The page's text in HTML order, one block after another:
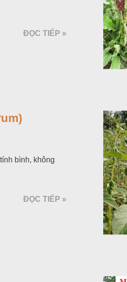
ĐỌC TIẾP »
bình, không
ĐỌC TIẾP »